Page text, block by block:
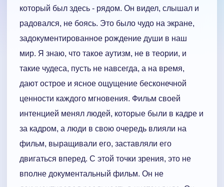
который был здесь - рядом. Он видел, слышал и
радовался, не боясь. Это было чудо на экране,
задокументированное рождение души в наш
мир. Я знаю, что такое аутизм, не в теории, и
такие чудеса, пусть не навсегда, а на время,
дают острое и ясное ощущение бесконечной
ценности каждого мгновения. Фильм своей
интенцией менял людей, которые были в кадре и
за кадром, а люди в свою очередь влияли на
фильм, выращивали его, заставляли его
двигаться вперед. С этой точки зрения, это не
вполне документальный фильм. Он не